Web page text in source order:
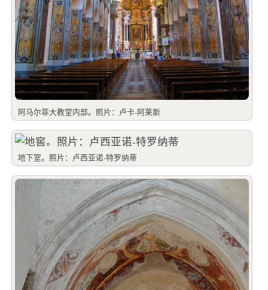
阿马尔菲大教堂内部。照片：卢卡-阿莱斯
地下室。照片：卢西亚诺-特罗纳蒂